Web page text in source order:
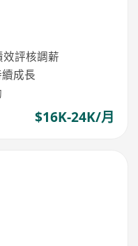
評核調薪
成長
$16K-24K/月